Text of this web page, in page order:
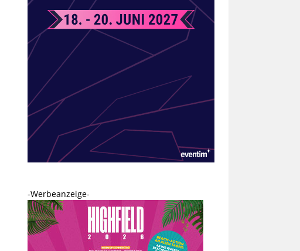
-Werbeanzeige-